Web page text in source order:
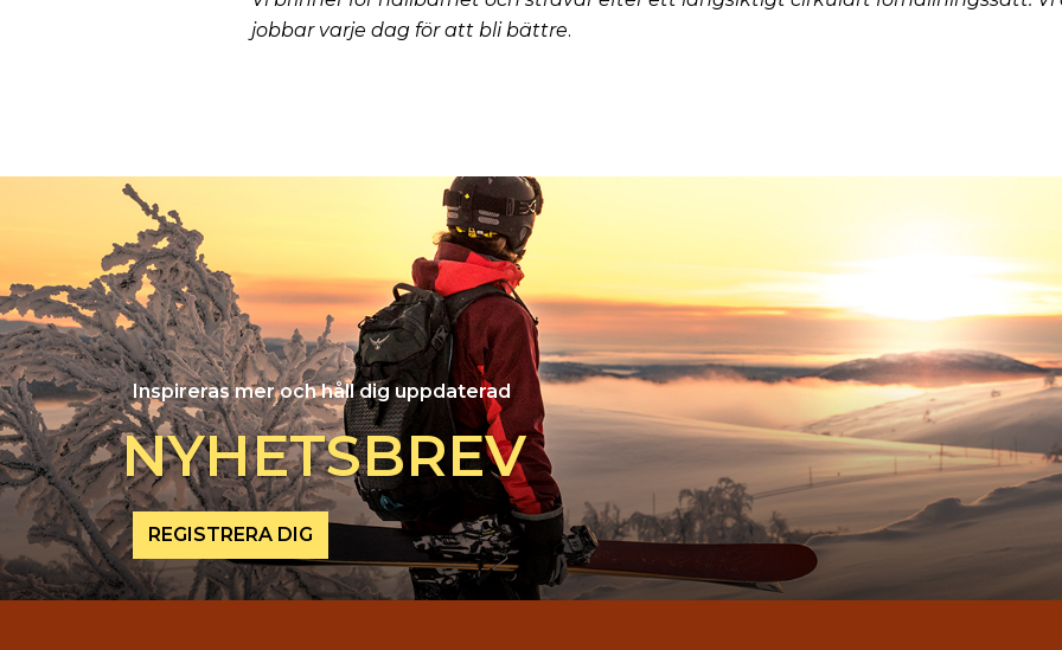
jobbar varje dag för att bli bättre.
Inspireras mer och håll dig uppdaterad
NYHETSBREV
REGISTRERA DIG